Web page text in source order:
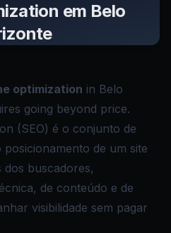
em Belo
optimization in Belo
going beyond price.
(SEO) é o conjunto de
de um site
buscadores,
de conteúdo e de
visibilidade sem pagar